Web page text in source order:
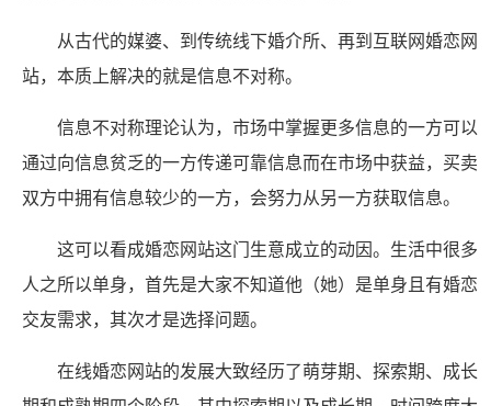
从古代的媒婆、到传统线下婚介所、再到互联网婚恋网
站，本质上解决的就是信息不对称。
信息不对称理论认为，市场中掌握更多信息的一方可以
通过向信息贫乏的一方传递可靠信息而在市场中获益，买卖
双方中拥有信息较少的一方，会努力从另一方获取信息。
这可以看成婚恋网站这门生意成立的动因。生活中很多
人之所以单身，首先是大家不知道他（她）是单身且有婚恋
交友需求，其次才是选择问题。
在线婚恋网站的发展大致经历了萌芽期、探索期、成长